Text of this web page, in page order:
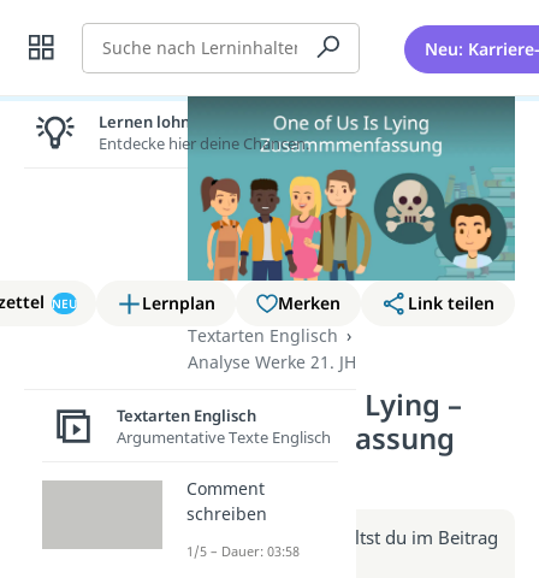
Suche Neu:
NEU Lernplan Merken
Link teilen
Textarten Englisch
Analyse Werke 21. JH
One of Us Is Lying –
Zusammenfassung
Weitere Infos erhältst du im Beitrag
zum Video
Lernen lohnt sich!
Entdecke hier deine Chancen.
Textarten Englisch
Argumentative Texte Englisch
Comment
schreiben
1/5 – Dauer: 03:58